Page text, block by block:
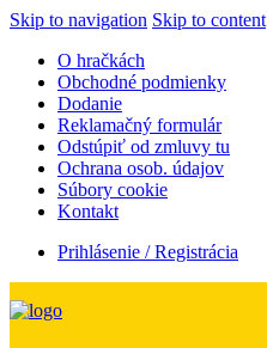
Skip to navigation Skip to content
O hračkách
Obchodné podmienky
Dodanie
Reklamačný formulár
Odstúpiť od zmluvy tu
Ochrana osob. údajov
Súbory cookie
Kontakt
Prihlásenie / Registrácia